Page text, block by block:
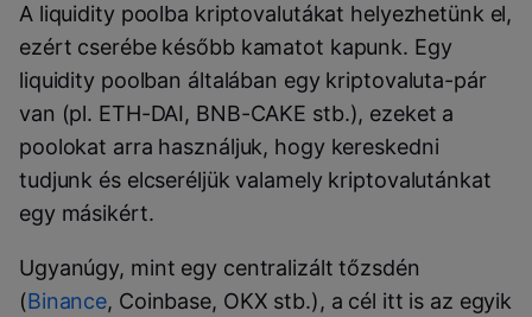
A liquidity poolba kriptovalutákat helyezhetünk el,
ezért cserébe később kamatot kapunk. Egy
liquidity poolban általában egy kriptovaluta-pár
van (pl. ETH-DAI, BNB-CAKE stb.), ezeket a
poolokat arra használjuk, hogy kereskedni
tudjunk és elcseréljük valamely kriptovalutánkat
egy másikért.
Ugyanúgy, mint egy centralizált tőzsdén
(Binance, Coinbase, OKX stb.), a cél itt is az egyik